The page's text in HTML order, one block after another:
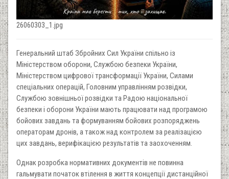
26060303_1.jpg
Генеральний штаб Збройних Сил України спільно із
Міністерством оборони, Службою безпеки України,
Міністерством цифрової трансформації України, Силами
спеціальних операцій, Головним управлінням розвідки,
Службою зовнішньої розвідки та Радою національної
безпеки і оборони України мають працювати над програмою
бойових завдань та формуванням бойових розпоряджень
операторам дронів, а також над контролем за реалізацією
цих завдань, верифікацією результатів та заохоченням.
Однак розробка нормативних документів не повинна
гальмувати початок втілення в життя концепції дистанційної